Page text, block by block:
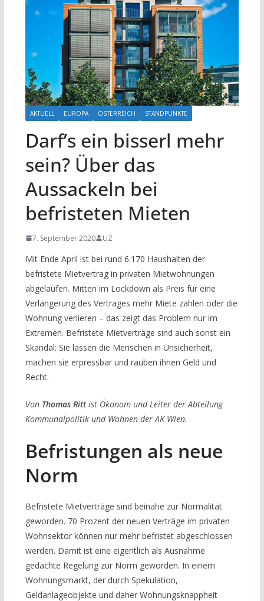
AKTUELL EUROPA ÖSTERREICH STANDPUNKTE
Darf’s ein bisserl mehr
sein? Über das
Aussackeln bei
befristeten Mieten
7. September 2020 UZ
Mit Ende April ist bei rund 6.170 Haushalten der
befristete Mietvertrag in privaten Mietwohnungen
abgelaufen. Mitten im Lockdown als Preis für eine
Verlängerung des Vertrages mehr Miete zahlen oder die
Wohnung verlieren – das zeigt das Problem nur im
Extremen. Befristete Mietverträge sind auch sonst ein
Skandal: Sie lassen die Menschen in Unsicherheit,
machen sie erpressbar und rauben ihnen Geld und
Recht.
Von Thomas Rittist Ökonom und Leiter der Abteilung
Kommunalpolitik und Wohnen der AK Wien.
Befristungen als neue
Norm
Befristete Mietverträge sind beinahe zur Normalität
geworden. 70 Prozent der neuen Verträge im privaten
Wohnsektor können nur mehr befristet abgeschlossen
werden. Damit ist eine eigentlich als Ausnahme
gedachte Regelung zur Norm geworden. In einem
Wohnungsmarkt, der durch Spekulation,
Geldanlageobjekte und daher Wohnungsknappheit